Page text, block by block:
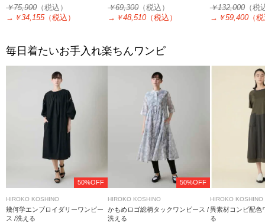
￥75,900 （税込）
→ ￥34,155（税込）
￥69,300（税込）
→ ￥48,510 （税込）
￥132,000（税
→ ￥59,400（
毎日着たいお手入れ楽ちんワンピ
50%OFF
HIROKO KOSHINO
幾何学エンブロイダリーワンピー
ス /洗える
50%OFF
HIROKO KOSHINO
かもめロゴ総柄タックワンピース /
洗える
HIROKO KOSHINO
異素材コンビ配色
る